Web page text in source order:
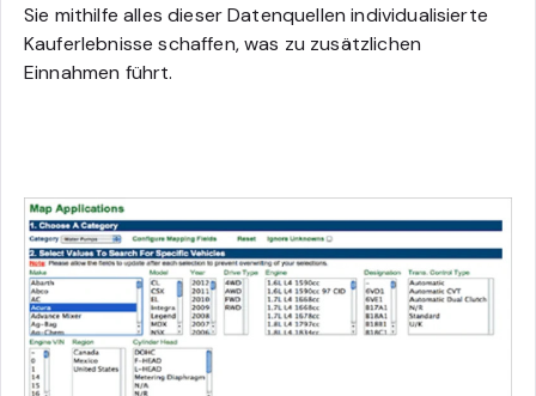
Sie mithilfe alles dieser Datenquellen individualisierte
Kauferlebnisse schaffen, was zu zusätzlichen
Einnahmen führt.